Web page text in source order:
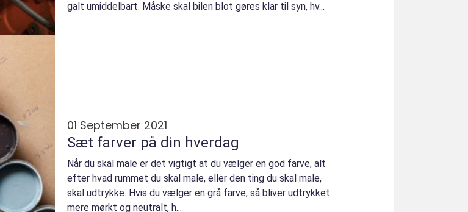
galt umiddelbart. Måske skal bilen blot gøres klar til syn, hv...
01 September 2021
Sæt farver på din hverdag
Når du skal male er det vigtigt at du vælger en god farve, alt
efter hvad rummet du skal male, eller den ting du skal male,
skal udtrykke. Hvis du vælger en grå farve, så bliver udtrykket
mere mørkt og neutralt, h...